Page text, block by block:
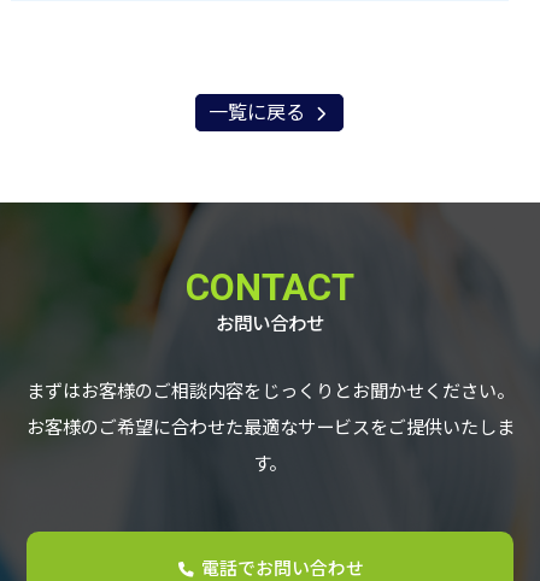
一覧に戻る
CONTACT
お問い合わせ
まずはお客様のご相談内容をじっくりとお聞かせください。
お客様のご希望に合わせた最適なサービスをご提供いたしま
す。
電話でお問い合わせ